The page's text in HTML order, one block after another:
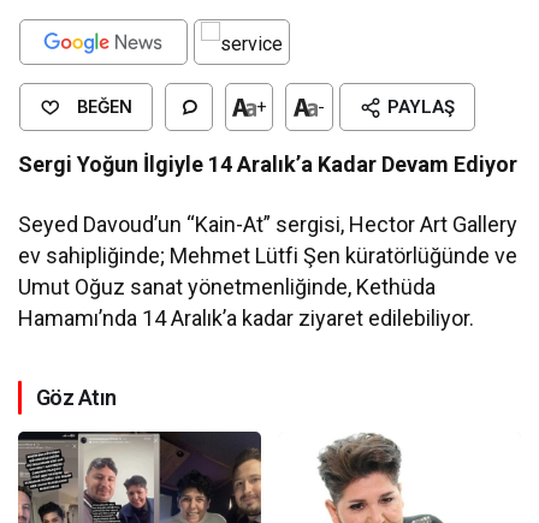
BEĞEN + - PAYLAŞ
Sergi Yoğun İlgiyle 14 Aralık’a Kadar Devam Ediyor
Seyed Davoud’un “Kain-At” sergisi, Hector Art Gallery
ev sahipliğinde; Mehmet Lütfi Şen küratörlüğünde ve
Umut Oğuz sanat yönetmenliğinde, Kethüda
Hamamı’nda 14 Aralık’a kadar ziyaret edilebiliyor.
Göz Atın